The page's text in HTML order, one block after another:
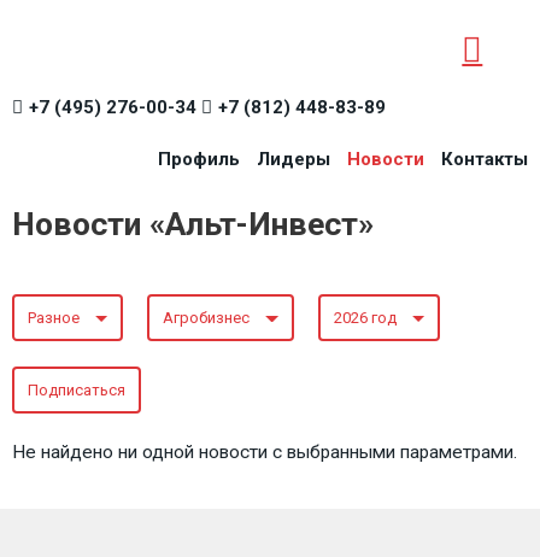
+7 (495) 276-00-34 +7 (812) 448-83-89
Профиль Лидеры Новости Контакты
Новости «Альт-Инвест»
Разное Агробизнес 2026 год
Подписаться
Не найдено ни одной новости с выбранными параметрами.